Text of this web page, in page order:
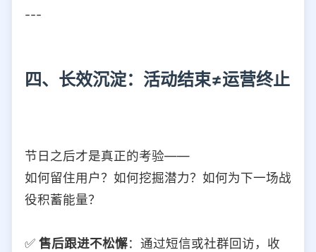
---
四、长效沉淀：活动结束≠运营终止
节日之后才是真正的考验——
如何留住用户？如何挖掘潜力？如何为下一场战
役积蓄能量？
✅ 售后跟进不松懈：通过短信或社群回访，收